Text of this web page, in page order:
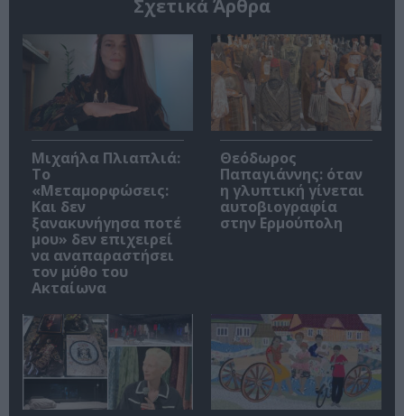
Σχετικά Άρθρα
Μιχαήλα Πλιαπλιά:
Το
«Μεταμορφώσεις:
Και δεν
ξανακυνήγησα ποτέ
μου» δεν επιχειρεί
να αναπαραστήσει
τον μύθο του
Ακταίωνα
Θεόδωρος
Παπαγιάννης: όταν
η γλυπτική γίνεται
αυτοβιογραφία
στην Ερμούπολη